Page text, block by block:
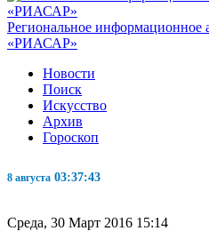
Региональное информационное
«РИАСАР»
Новости
Поиск
Искусство
Архив
Гороскоп
8 августа 03:37:43
Среда, 30 Март 2016 15:14